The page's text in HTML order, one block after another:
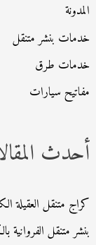
المدونة
خدمات بنشر متنقل
خدمات طرق
مفاتيح سيارات
أحدث
كراج متنقل العقيلة
بنشر متنقل الفروانية